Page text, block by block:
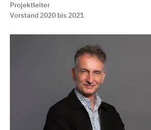
Projektleiter
Vorstand 2020 bis 2021